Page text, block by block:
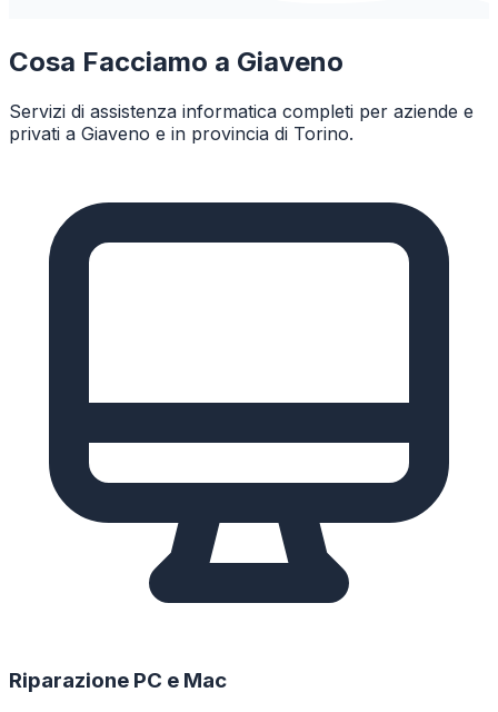
Cosa Facciamo a Giaveno
Servizi di assistenza informatica completi per aziende e
privati a Giaveno e in provincia di Torino.
Riparazione PC e Mac